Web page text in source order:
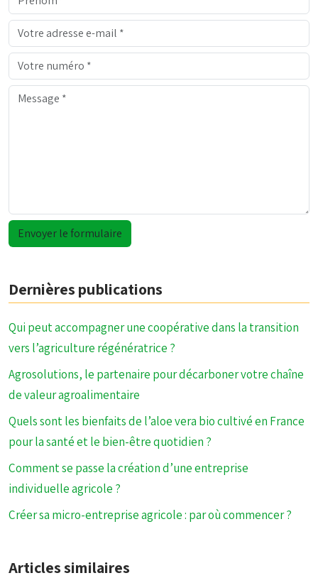
Dernières publications
Qui peut accompagner une coopérative dans la transition
vers l’agriculture régénératrice ?
Agrosolutions, le partenaire pour décarboner votre chaîne
de valeur agroalimentaire
Quels sont les bienfaits de l’aloe vera bio cultivé en France
pour la santé et le bien-être quotidien ?
Comment se passe la création d’une entreprise
individuelle agricole ?
Créer sa micro-entreprise agricole : par où commencer ?
Articles similaires